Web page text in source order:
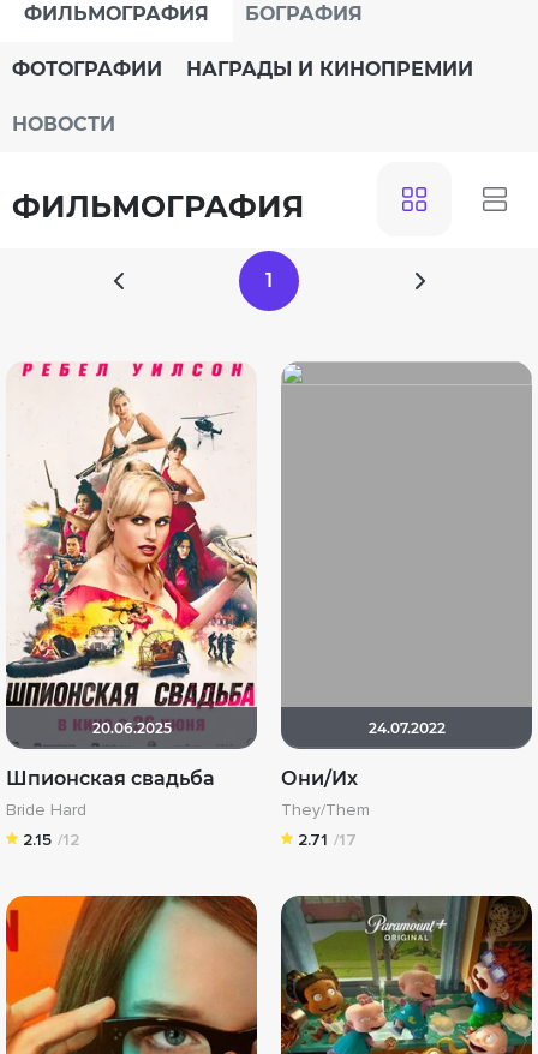
ФИЛЬМОГРАФИЯ БОГРАФИЯ
ФОТОГРАФИИ НАГРАДЫ И КИНОПРЕМИИ
НОВОСТИ
ФИЛЬМОГРАФИЯ
1
20.06.2025
Шпионская свадьба
Bride Hard
2.15 /12
24.07.2022
Они/Их
They/Them
2.71 /17